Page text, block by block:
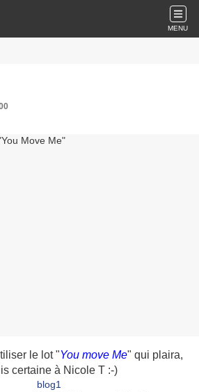
MENU
le lot "You move Me" qui plaira,
certaine à Nicole T :-)